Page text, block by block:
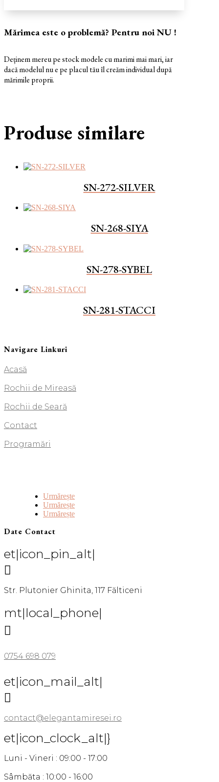
Mărimea este o problemă? Pentru noi NU !
Deținem mereu pe stock modele cu marimi mai mari, iar
dacă modelul nu e pe placul tău îl creăm individual după
mărimile proprii.
Produse similare
SN-272-SILVER
SN-268-SIYA
SN-278-SYBEL
SN-281-STACCI
Navigare Linkuri
Acasă
Rochii de Mireasă
Rochii de Seară
Contact
Programări
Urmărește
Urmărește
Urmărește
Date Contact
et|icon_pin_alt|

Str. Plutonier Ghinita, 117 Fălticeni
mt|local_phone|

0754 698 079
et|icon_mail_alt|

contact@elegantamiresei.ro
et|icon_clock_alt|}
Luni - Vineri : 09:00 - 17:00
Sâmbăta : 10:00 - 16:00